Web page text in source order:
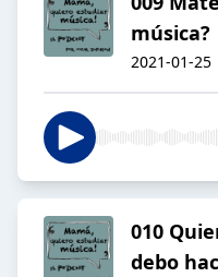
música?
2021-01-25
010
debo